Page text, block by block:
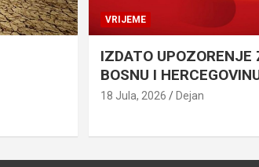
VRIJEME
IZDATO UPOZORENJE
BOSNU I
18 Jula, 2026 Dejan